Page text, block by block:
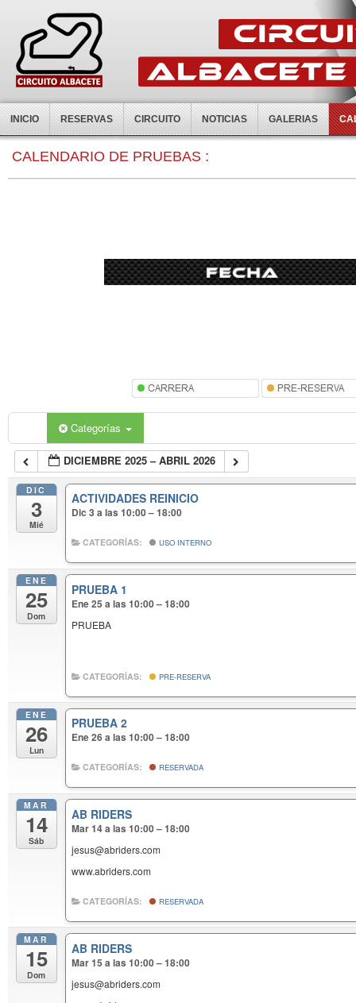
INICIO RESERVAS CIRCUITO NOTICIAS GALERIAS
CALENDARIO DE PRUEBAS :
Categorías
DICIEMBRE 2025 – ABRIL 2026
DIC
3
Mié
ACTIVIDADES REINICIO
Dic 3 a las 10:00 – 18:00
CATEGORÍAS: USO INTERNO
ENE
25
Dom
PRUEBA 1
Ene 25 a las 10:00 – 18:00
PRUEBA
CATEGORÍAS: PRE-RESERVA
ENE
26
Lun
PRUEBA 2
Ene 26 a las 10:00 – 18:00
CATEGORÍAS: RESERVADA
MAR
14
Sáb
AB RIDERS
Mar 14 a las 10:00 – 18:00
jesus@abriders.com
www.abriders.com
CATEGORÍAS: RESERVADA
MAR
15
Dom
AB RIDERS
Mar 15 a las 10:00 – 18:00
jesus@abriders.com